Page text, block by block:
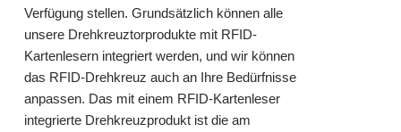
Verfügung stellen. Grundsätzlich können alle
unsere Drehkreuztorprodukte mit RFID-
Kartenlesern integriert werden, und wir können
das RFID-Drehkreuz auch an Ihre Bedürfnisse
anpassen. Das mit einem RFID-Kartenleser
integrierte Drehkreuzprodukt ist die am